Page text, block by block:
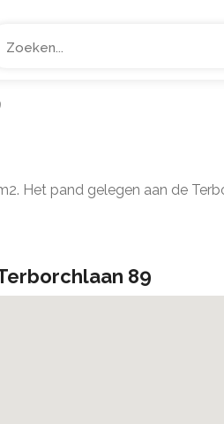
Het pand gelegen aan de
89